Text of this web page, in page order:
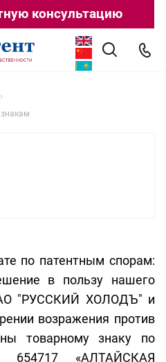
консультацию
по патентным спорам:
в пользу нашего
"РУССКИЙ ХОЛОДЪ" и
возражения против
товарному знаку по
«АЛТАЙСКАЯ